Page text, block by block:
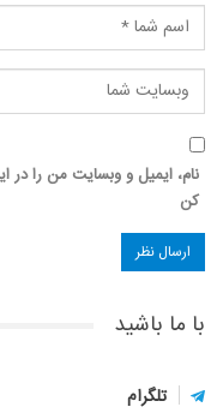
نام، ایمیل و وبسایت من را در
کن
با ما باشید
تلگرام